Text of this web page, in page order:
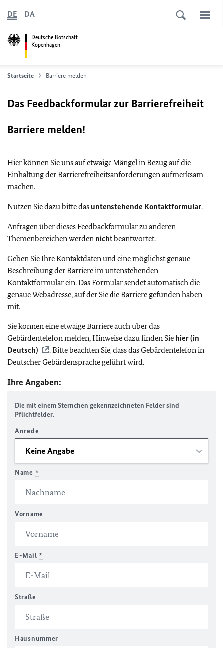
Deutsche Botschaft
Kopenhagen
DE DA
Startseite Barriere melden
Das Feedbackformular zur Barrierefreiheit
Barriere melden!
Hier können Sie uns auf etwaige Mängel in Bezug auf die
Einhaltung der Barrierefreiheitsanforderungen aufmerksam
machen.
Nutzen Sie dazu bitte das untenstehende Kontaktformular.
Anfragen über dieses Feedbackformular zu anderen
Themenbereichen werden nichtbeantwortet.
Geben Sie Ihre Kontaktdaten und eine möglichst genaue
Beschreibung der Barriere im untenstehenden
Kontaktformular ein. Das Formular sendet automatisch die
genaue Webadresse, auf der Sie die Barriere gefunden haben
mit.
Sie können eine etwaige Barriere auch über das
Gebärdentelefon melden, Hinweise dazu finden Sie hier (in
Deutsch)
. Bitte beachten Sie, dass das Gebärdentelefon in
Deutscher Gebärdensprache geführt wird.
Ihre Angaben:
Die mit einem Sternchen gekennzeichneten Felder sind
Pflichtfelder.
Anrede
Name *
Vorname
E-Mail *
Straße
Hausnummer